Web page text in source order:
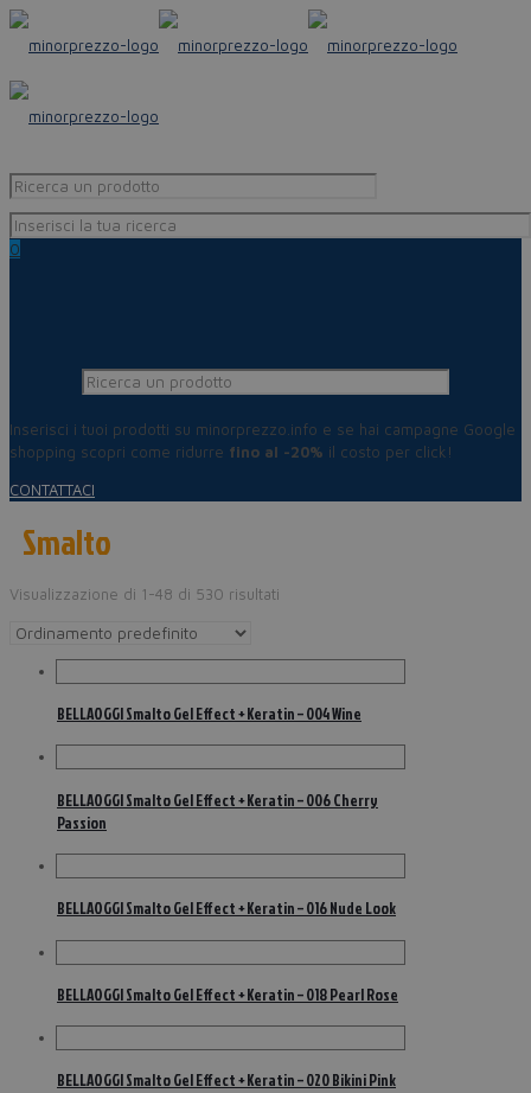
0
Inserisci i tuoi prodotti su minorprezzo.info e se hai campagne Google
shopping scopri come ridurre fino al -20% il costo per click!
CONTATTACI
Smalto
Visualizzazione di 1-48 di 530 risultati
BELLAOGGI Smalto Gel Effect + Keratin – 004 Wine
BELLAOGGI Smalto Gel Effect + Keratin – 006 Cherry
Passion
BELLAOGGI Smalto Gel Effect + Keratin – 016 Nude Look
BELLAOGGI Smalto Gel Effect + Keratin – 018 Pearl Rose
BELLAOGGI Smalto Gel Effect + Keratin – 020 Bikini Pink